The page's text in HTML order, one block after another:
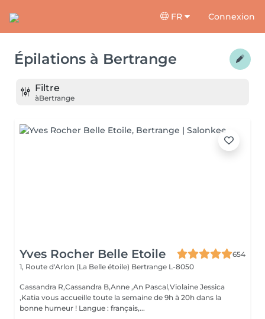
FR Connexion
Épilations à Bertrange
Filtre
àBertrange
Yves Rocher Belle Etoile
654
1, Route d'Arlon (La Belle étoile) Bertrange L-8050
Cassandra R,Cassandra B,Anne ,An Pascal,Violaine Jessica
,Katia vous accueille toute la semaine de 9h à 20h dans la
bonne humeur ! Langue : français,...